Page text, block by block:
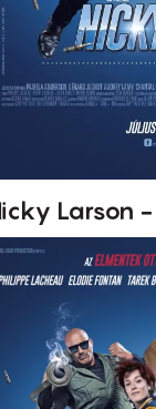
Larson